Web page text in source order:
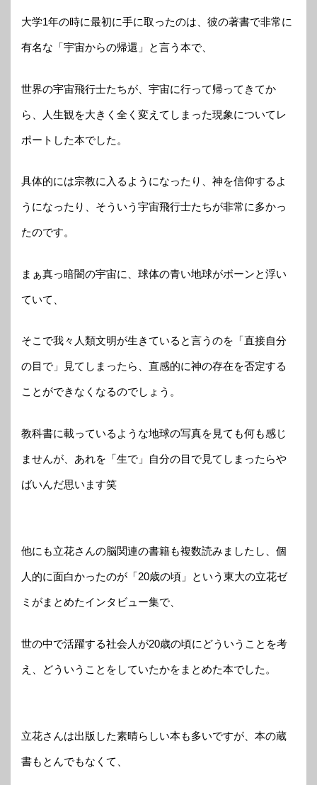
大学1年の時に最初に手に取ったのは、彼の著書で非常に
有名な「宇宙からの帰還」と言う本で、
世界の宇宙飛行士たちが、宇宙に行って帰ってきてか
ら、人生観を大きく全く変えてしまった現象についてレ
ポートした本でした。
具体的には宗教に入るようになったり、神を信仰するよ
うになったり、そういう宇宙飛行士たちが非常に多かっ
たのです。
まぁ真っ暗闇の宇宙に、球体の青い地球がボーンと浮い
ていて、
そこで我々人類文明が生きていると言うのを「直接自分
の目で」見てしまったら、直感的に神の存在を否定する
ことができなくなるのでしょう。
教科書に載っているような地球の写真を見ても何も感じ
ませんが、あれを「生で」自分の目で見てしまったらや
ばいんだ思います笑
他にも立花さんの脳関連の書籍も複数読みましたし、個
人的に面白かったのが「20歳の頃」という東大の立花ゼ
ミがまとめたインタビュー集で、
世の中で活躍する社会人が20歳の頃にどういうことを考
え、どういうことをしていたかをまとめた本でした。
立花さんは出版した素晴らしい本も多いですが、本の蔵
書もとんでもなくて、